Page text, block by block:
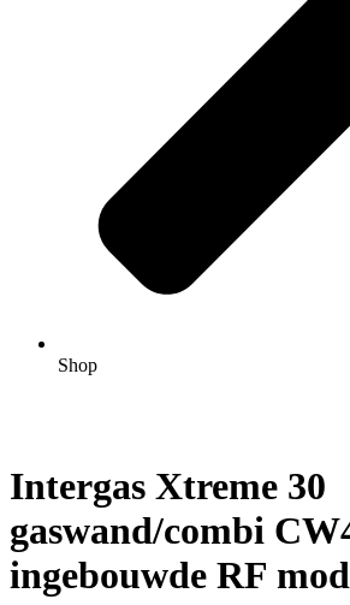
Shop
Intergas Xtreme 30
gaswand/combi
ingebouwde RF